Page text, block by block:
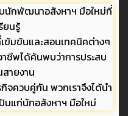
นักพัฒนาอสังหาฯ มือใหม่ที่
ยนรู้
ข้มข้นและสอนเทคนิคต่างๆ
พได้ค้นพบว่าการประสบ
สายงาน
จควบคู่กัน พวกเราจึงได้นำ
นแก่นักอสังหาฯ มือใหม่